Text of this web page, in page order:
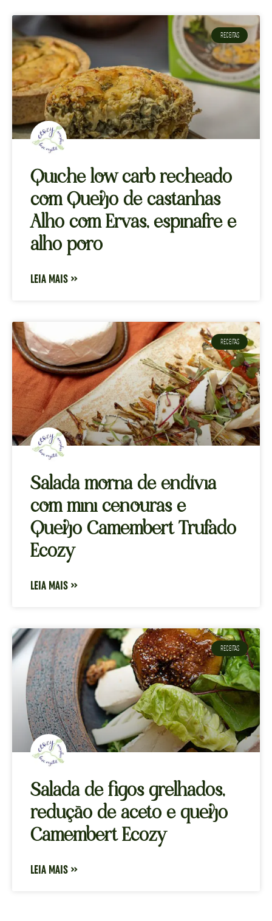
RECEITAS
Quiche low carb recheado
com Queijo de castanhas
Alho com Ervas, espinafre e
alho poro
LEIA MAIS »
RECEITAS
Salada morna de endívia
com mini cenouras e
Queijo Camembert Trufado
Ecozy
LEIA MAIS »
RECEITAS
Salada de figos grelhados,
redução de aceto e queijo
Camembert Ecozy
LEIA MAIS »